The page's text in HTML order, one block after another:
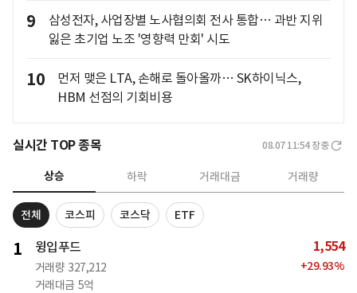
9
삼성전자, 사업장별 노사협의회 전사 통합… 과반 지위
잃은 초기업 노조 '영향력 만회' 시도
10
먼저 맺은 LTA, 손해로 돌아올까… SK하이닉스,
HBM 선점의 기회비용
실시간 TOP 종목 08.07 11:54 장중
상승 하락 거래대금 거래량
전체 코스피 코스닥 ETF
1 윙입푸드
거래량 327,212
거래대금 5억
1,554
+29.93%